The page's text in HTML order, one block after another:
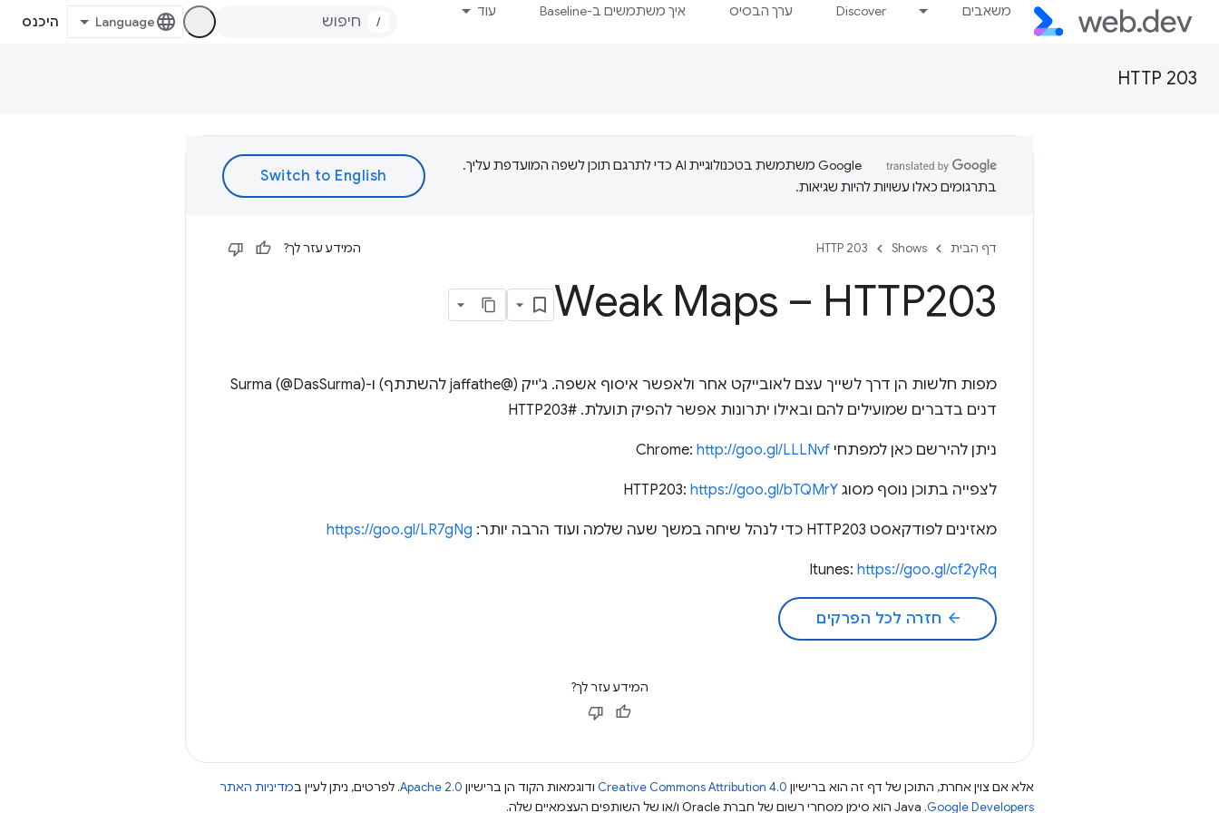
משאבים Discover ערך הבסיס איך משתמשים ב-Baseline עוד
/ היכנס
HTTP 203
‫Google משתמשת בטכנולוגיית AI כדי לתרגם תוכן לשפה המועדפת עליך.
בתרגומים כאלו עשויות להיות שגיאות.
דף הבית Shows
HTTP 203 המידע עזר לך?
Weak Maps – HTTP203
מפות חלשות הן דרך לשייך עצם לאובייקט אחר ולאפשר איסוף אשפה. ג'ייק (@jaffathe להשתתף) ו-Surma (@DasSurma)
דנים בדברים שמועילים להם ובאילו יתרונות אפשר להפיק תועלת. #HTTP203
ניתן להירשם כאן למפתחי Chrome: http://goo.gl/LLLNvf
לצפייה בתוכן נוסף מסוג HTTP203: https://goo.gl/bTQMrY
מאזינים לפודקאסט HTTP203 כדי לנהל שיחה במשך שעה שלמה ועוד הרבה יותר: https://goo.gl/LR7gNg
Itunes: https://goo.gl/cf2yRq
arrow_back חזרה לכל הפרקים
המידע עזר לך?
אלא אם צוין אחרת, התוכן של דף זה הוא ברישיון Creative Commons Attribution 4.0 ודוגמאות הקוד הן ברישיון Apache 2.0. לפרטים, ניתן לעיין במדיניות האתר
Google Developers‏.‏ Java הוא סימן מסחרי רשום של חברת Oracle ו/או של השותפים העצמאיים שלה.